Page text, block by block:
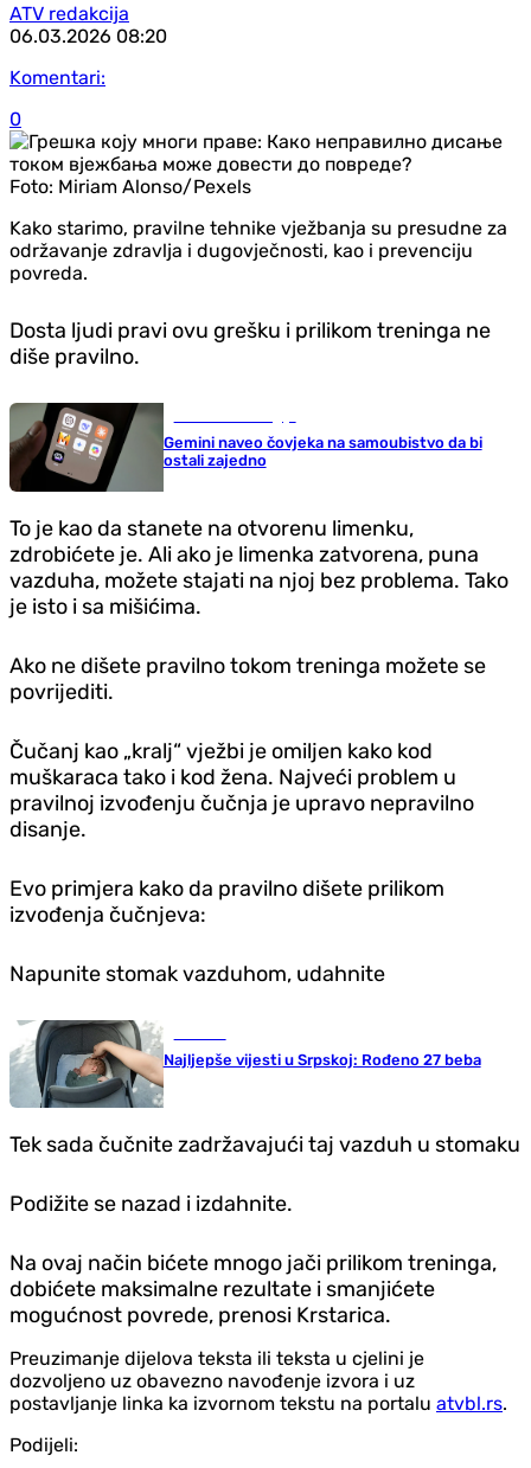
ATV redakcija
06.03.2026 08:20
Komentari:
0
Foto: Miriam Alonso/Pexels
Kako starimo, pravilne tehnike vježbanja su presudne za
održavanje zdravlja i dugovječnosti, kao i prevenciju
povreda.
Dosta ljudi pravi ovu grešku i prilikom treninga ne
diše pravilno.
Gemini naveo čovjeka na samoubistvo da bi
ostali zajedno
To je kao da stanete na otvorenu limenku,
zdrobićete je. Ali ako je limenka zatvorena, puna
vazduha, možete stajati na njoj bez problema. Tako
je isto i sa mišićima.
Ako ne dišete pravilno tokom treninga možete se
povrijediti.
Čučanj kao „kralj“ vježbi je omiljen kako kod
muškaraca tako i kod žena. Najveći problem u
pravilnoj izvođenju čučnja je upravo nepravilno
disanje.
Evo primjera kako da pravilno dišete prilikom
izvođenja čučnjeva:
Napunite stomak vazduhom, udahnite
Najljepše vijesti u Srpskoj: Rođeno 27 beba
Tek sada čučnite zadržavajući taj vazduh u stomaku
Podižite se nazad i izdahnite.
Na ovaj način bićete mnogo jači prilikom treninga,
dobićete maksimalne rezultate i smanjićete
mogućnost povrede, prenosi Krstarica.
Preuzimanje dijelova teksta ili teksta u cjelini je
dozvoljeno uz obavezno navođenje izvora i uz
postavljanje linka ka izvornom tekstu na portalu atvbl.rs.
Podijeli: